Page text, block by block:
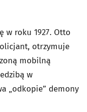
w roku 1927. Otto
otrzymuje
mobilną
w
„odkopie” demony